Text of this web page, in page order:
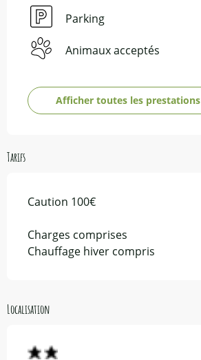
Parking
Animaux acceptés
Afficher toutes les prestations
Tarifs
Caution 100€
Charges comprises
Chauffage hiver compris
Localisation